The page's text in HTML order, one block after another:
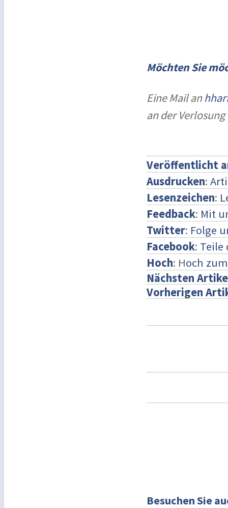
Möchten Sie
Eine Mail an
an der
Veröffentlicht
Ausdrucken:
Lesenzeichen:
Feedback: Mit
Twitter: Folge
Facebook: Teile
Hoch: Hoch
Nächsten
Vorherigen
Besuchen Sie